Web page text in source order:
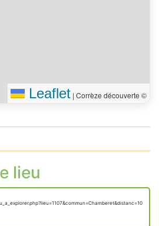
Leaflet | Corrèze découverte ©
lieu